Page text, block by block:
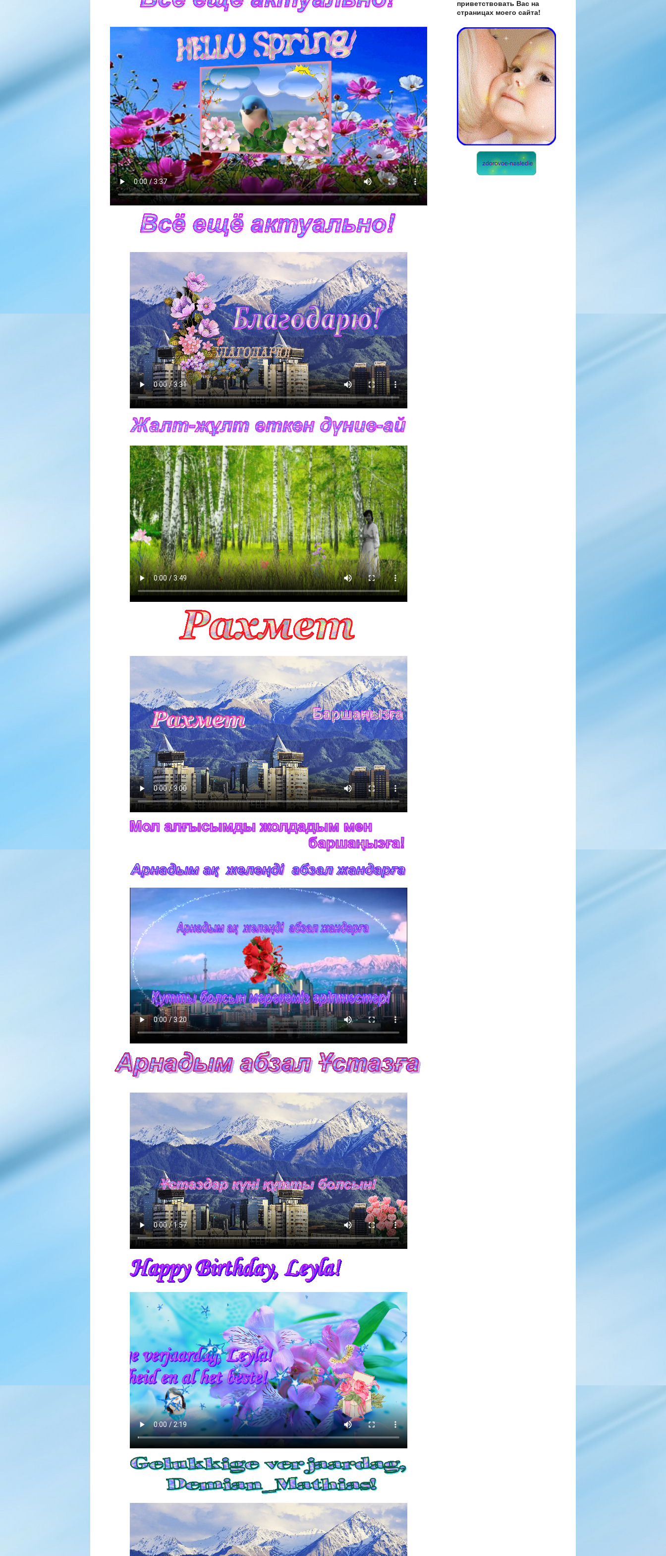
приветствовать Вас на
страницах моего сайта!